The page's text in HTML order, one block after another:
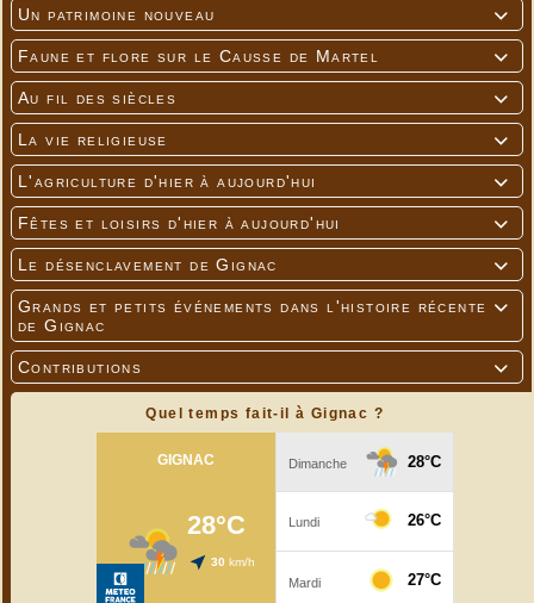

Un patrimoine nouveau

Faune et flore sur le Causse de Martel

Au fil des siècles

La vie religieuse

L'agriculture d'hier à aujourd'hui

Fêtes et loisirs d'hier à aujourd'hui

Le désenclavement de Gignac

Grands et petits événements dans l'histoire récente
de Gignac

Contributions
Quel temps fait-il à Gignac ?